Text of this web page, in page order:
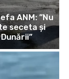
ANM: ”Nu
seceta și